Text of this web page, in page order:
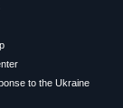
to the Ukraine